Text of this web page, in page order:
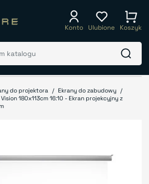
Konto Ulubione Koszyk
do projektora
Ekrany do zabudowy
180x113cm 16:10 - Ekran projekcyjny z